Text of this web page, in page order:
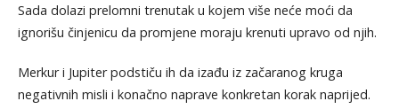
Sada dolazi prelomni trenutak u kojem više neće moći da
ignorišu činjenicu da promjene moraju krenuti upravo od njih.
Merkur i Jupiter podstiču ih da izađu iz začaranog kruga
negativnih misli i konačno naprave konkretan korak naprijed.